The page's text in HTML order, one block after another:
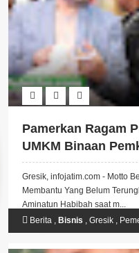
Pamerkan Ragam
UMKM Binaan
Bisnis Bareng
Malaysia.
Gresik, infojatim.com - Motto
Membantu Yang Belum
Aminatun Habibah saat m...
Berita , Bisnis ,Gresik ,